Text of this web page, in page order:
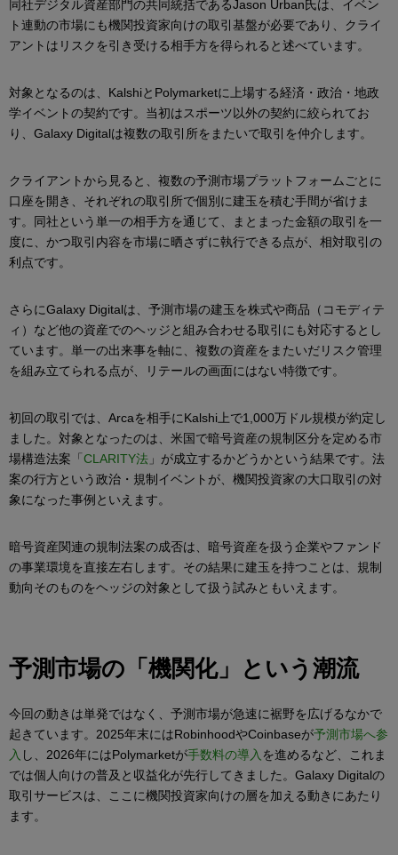
同社デジタル資産部門の共同統括であるJason Urban氏は、イベン
ト連動の市場にも機関投資家向けの取引基盤が必要であり、クライ
アントはリスクを引き受ける相手方を得られると述べています。
対象となるのは、KalshiとPolymarketに上場する経済・政治・地政
学イベントの契約です。当初はスポーツ以外の契約に絞られてお
り、Galaxy Digitalは複数の取引所をまたいで取引を仲介します。
クライアントから見ると、複数の予測市場プラットフォームごとに
口座を開き、それぞれの取引所で個別に建玉を積む手間が省けま
す。同社という単一の相手方を通じて、まとまった金額の取引を一
度に、かつ取引内容を市場に晒さずに執行できる点が、相対取引の
利点です。
さらにGalaxy Digitalは、予測市場の建玉を株式や商品（コモディテ
ィ）など他の資産でのヘッジと組み合わせる取引にも対応するとし
ています。単一の出来事を軸に、複数の資産をまたいだリスク管理
を組み立てられる点が、リテールの画面にはない特徴です。
初回の取引では、Arcaを相手にKalshi上で1,000万ドル規模が約定し
ました。対象となったのは、米国で暗号資産の規制区分を定める市
場構造法案「 CLARITY法 」が成立するかどうかという結果です。法
案の行方という政治・規制イベントが、機関投資家の大口取引の対
象になった事例といえます。
暗号資産関連の規制法案の成否は、暗号資産を扱う企業やファンド
の事業環境を直接左右します。その結果に建玉を持つことは、規制
動向そのものをヘッジの対象として扱う試みともいえます。
予測市場の「機関化」という潮流
今回の動きは単発ではなく、予測市場が急速に裾野を広げるなかで
起きています。2025年末にはRobinhoodやCoinbaseが予測市場へ参
入 し、2026年にはPolymarketが手数料の導入 を進めるなど、これま
では個人向けの普及と収益化が先行してきました。Galaxy Digitalの
取引サービスは、ここに機関投資家向けの層を加える動きにあたり
ます。